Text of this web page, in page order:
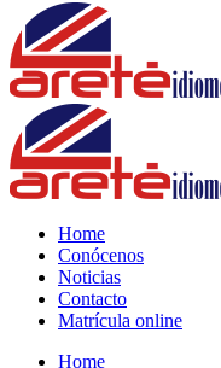
Home
Conócenos
Noticias
Contacto
Matrícula online
Home